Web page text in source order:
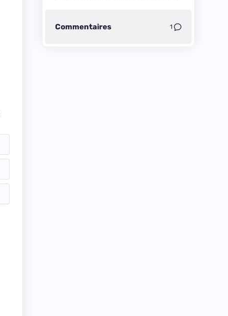
Commentaires 1